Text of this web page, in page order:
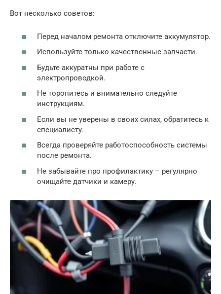
Вот несколько советов:
Перед началом ремонта отключите аккумулятор.
Используйте только качественные запчасти.
Будьте аккуратны при работе с
электропроводкой.
Не торопитесь и внимательно следуйте
инструкциям.
Если вы не уверены в своих силах, обратитесь к
специалисту.
Всегда проверяйте работоспособность системы
после ремонта.
Не забывайте про профилактику – регулярно
очищайте датчики и камеру.